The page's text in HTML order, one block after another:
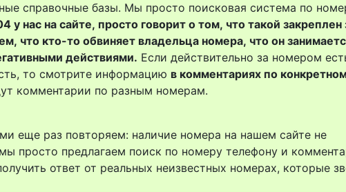
справочные базы. Мы просто поисковая система по
нас на сайте, просто говорит о том, что такой закреплен
что кто-то обвиняет владельца номера, что он
действиями. Если действительно за номером
то смотрите информацию в комментариях по
комментарии по разным номерам.
еще раз повторяем: наличие номера на нашем сайте не
просто предлагаем поиск по номеру телефону и
ответ от реальных неизвестных номерах, которые